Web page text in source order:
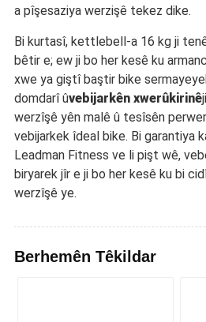
a pîşesaziya werzişê tekez dike.
Bi kurtasî, kettlebell-a 16 kg ji
bêtir e; ew ji bo her kesê ku
xwe ya giştî baştir bike
domdarî ûvebijarkên xwerûkirinê
werzîşê yên malê û tesîsên
vebijarkek îdeal bike. Bi garantiya
Leadman Fitness ve li pişt wê,
biryarek jîr e ji bo her kesê ku bi
werzîşê ye.
Berhemên Têkildar